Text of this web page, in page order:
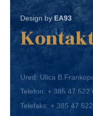
Design by EA93
Kontakt
Ured: Ulica
Telefon:+ 385 47 522
Telefaks:+ 385 47 522
E-mail:grad-